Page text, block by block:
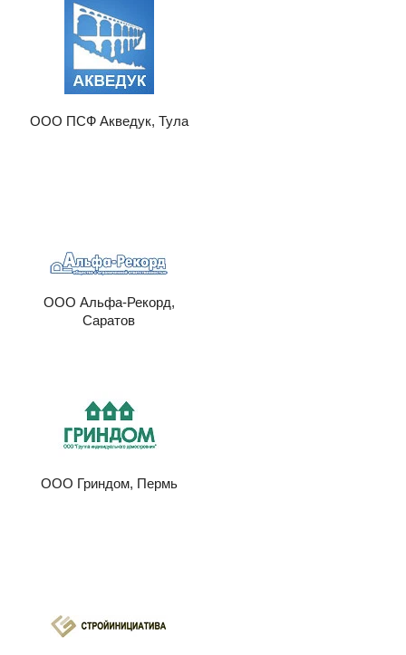
ООО ПСФ Акведук, Тула
ООО Альфа-Рекорд,
Саратов
ООО Гриндом, Пермь